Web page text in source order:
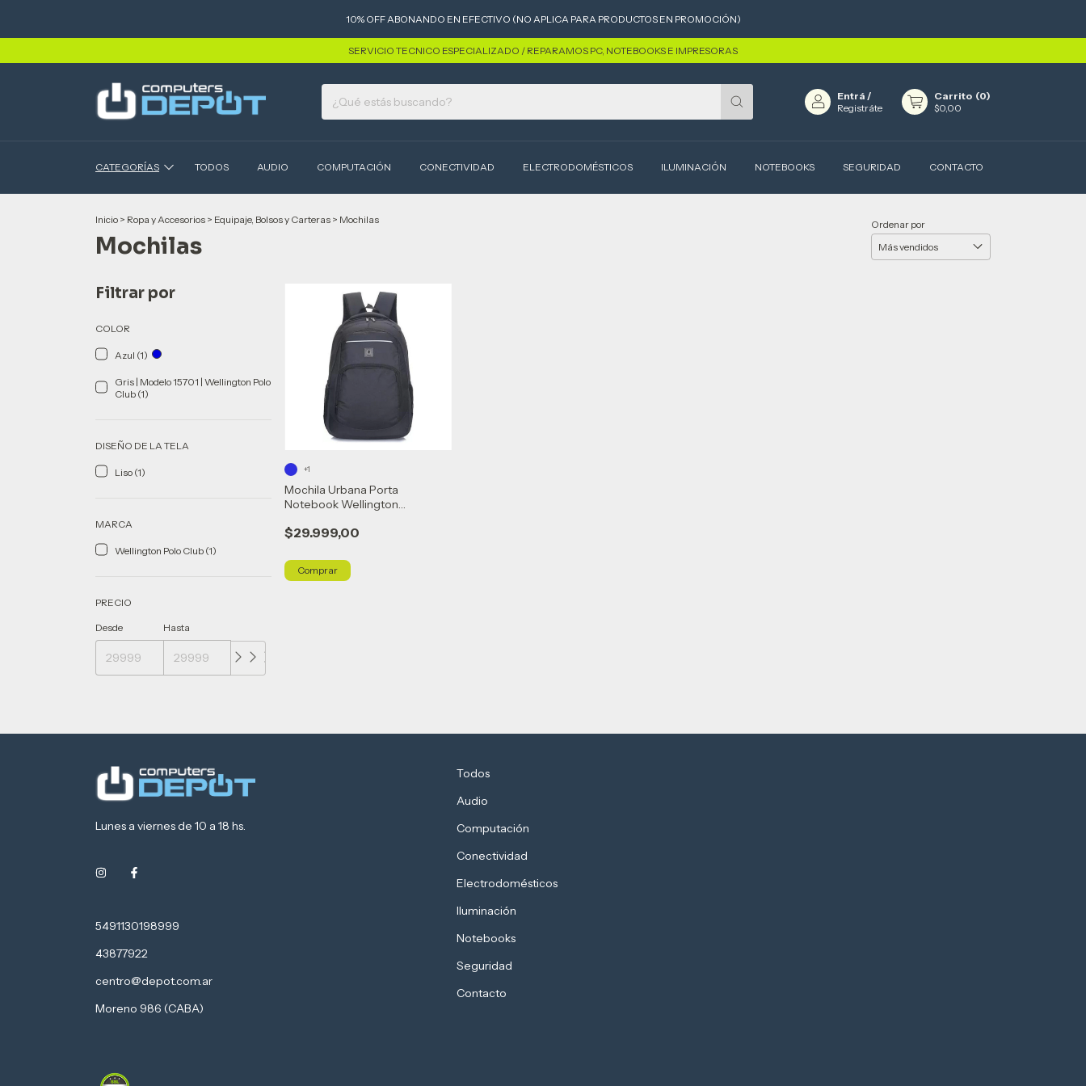
10% OFF ABONANDO EN EFECTIVO (NO APLICA PARA PRODUCTOS EN PROMOCIÓN)
SERVICIO TECNICO ESPECIALIZADO / REPARAMOS PC, NOTEBOOKS E IMPRESORAS
Entrá /
Registráte
Carrito (0)
$0,00
CATEGORÍAS TODOS AUDIO COMPUTACIÓN CONECTIVIDAD ELECTRODOMÉSTICOS ILUMINACIÓN NOTEBOOKS SEGURIDAD CONTACTO
Inicio > Ropa y Accesorios > Equipaje, Bolsos y Carteras > Mochilas
Mochilas
Ordenar por
Filtrar por
COLOR
Azul (1)
Gris | Modelo 15701 | Wellington Polo
Club (1)
DISEÑO DE LA TELA
Liso (1)
MARCA
Wellington Polo Club (1)
PRECIO
Desde Hasta
Mochila Urbana Porta
Notebook Wellington
$29.999,00
+1
Comprar
Lunes a viernes de 10 a 18 hs.
5491130198999
43877922
centro@depot.com.ar
Moreno 986 (CABA)
Todos
Audio
Computación
Conectividad
Electrodomésticos
Iluminación
Notebooks
Seguridad
Contacto